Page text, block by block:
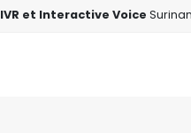
IVR et Interactive Voice